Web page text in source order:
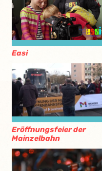
Easi
Eröffnungsfeier der
Mainzelbahn